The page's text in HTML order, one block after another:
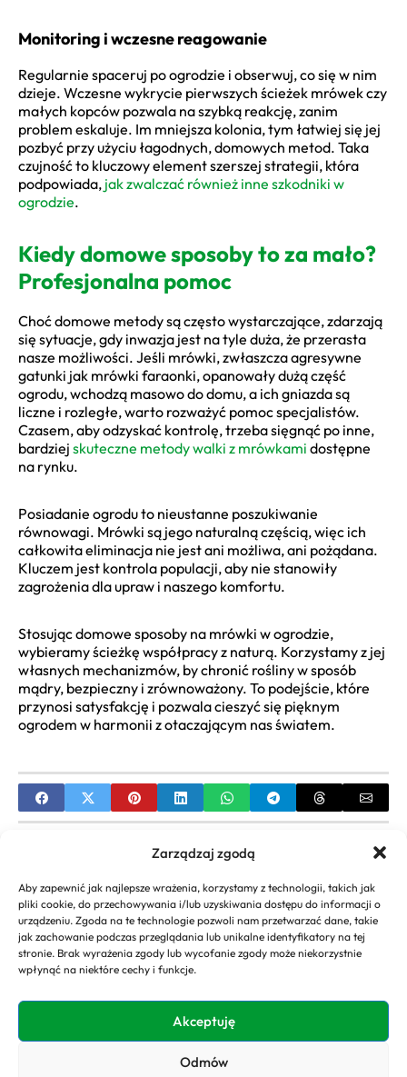
Zarządzaj zgodą
Aby zapewnić jak najlepsze wrażenia, korzystamy z technologii, takich jak
pliki cookie, do przechowywania i/lub uzyskiwania dostępu do informacji o
urządzeniu. Zgoda na te technologie pozwoli nam przetwarzać dane, takie
jak zachowanie podczas przeglądania lub unikalne identyfikatory na tej
stronie. Brak wyrażenia zgody lub wycofanie zgody może niekorzystnie
wpłynąć na niektóre cechy i funkcje.
Akceptuję
Odmów
Monitoring i wczesne reagowanie
Regularnie spaceruj po ogrodzie i obserwuj, co się w nim
dzieje. Wczesne wykrycie pierwszych ścieżek mrówek czy
małych kopców pozwala na szybką reakcję, zanim
problem eskaluje. Im mniejsza kolonia, tym łatwiej się jej
pozbyć przy użyciu łagodnych, domowych metod. Taka
czujność to kluczowy element szerszej strategii, która
podpowiada, jak zwalczać również inne szkodniki w
ogrodzie.
Kiedy domowe sposoby to za mało?
Profesjonalna pomoc
Choć domowe metody są często wystarczające, zdarzają
się sytuacje, gdy inwazja jest na tyle duża, że przerasta
nasze możliwości. Jeśli mrówki, zwłaszcza agresywne
gatunki jak mrówki faraonki, opanowały dużą część
ogrodu, wchodzą masowo do domu, a ich gniazda są
liczne i rozległe, warto rozważyć pomoc specjalistów.
Czasem, aby odzyskać kontrolę, trzeba sięgnąć po inne,
bardziej skuteczne metody walki z mrówkami dostępne
na rynku.
Posiadanie ogrodu to nieustanne poszukiwanie
równowagi. Mrówki są jego naturalną częścią, więc ich
całkowita eliminacja nie jest ani możliwa, ani pożądana.
Kluczem jest kontrola populacji, aby nie stanowiły
zagrożenia dla upraw i naszego komfortu.
Stosując domowe sposoby na mrówki w ogrodzie,
wybieramy ścieżkę współpracy z naturą. Korzystamy z jej
własnych mechanizmów, by chronić rośliny w sposób
mądry, bezpieczny i zrównoważony. To podejście, które
przynosi satysfakcję i pozwala cieszyć się pięknym
ogrodem w harmonii z otaczającym nas światem.
Ławki parkowe jako element małej architektury –
jak wpływają na komfort przestrzeni miejskiej?
NEXT
Kartki na dzień dobry z ogrodem marzeń: Pomysły
Copyright 2026. All rights